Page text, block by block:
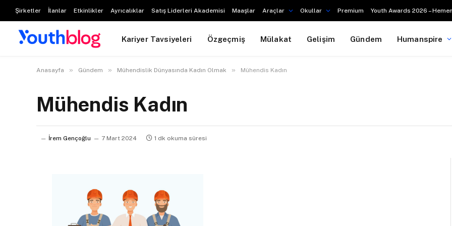
Şirketler İlanlar Etkinlikler Ayrıcalıklar Satış Liderleri Akademisi Maaşlar Araçlar Okullar Premium Youth Awards 2026 –
Kariyer Tavsiyeleri Özgeçmiş Mülakat Gelişim Gündem Humanspire
Anasayfa » Gündem » Mühendislik Dünyasında Kadın Olmak » Mühendis Kadın
Mühendis Kadın
İrem Gençoğlu 7 Mart 2024 1 dk okuma süresi